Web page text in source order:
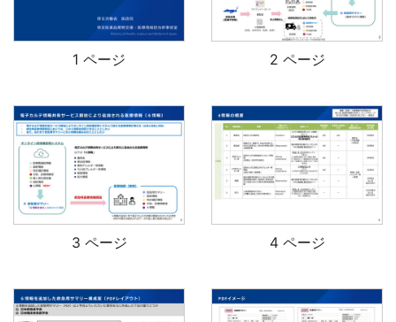
1 ページ 2 ページ
3 ページ 4 ページ